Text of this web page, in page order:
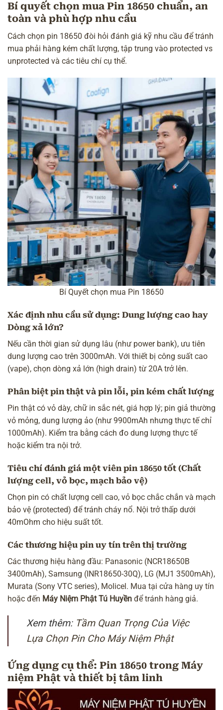
Bí quyết chọn mua Pin 18650 chuẩn, an
toàn và phù hợp nhu cầu
Cách chọn pin 18650 đòi hỏi đánh giá kỹ nhu cầu để tránh
mua phải hàng kém chất lượng, tập trung vào protected vs
unprotected và các tiêu chí cụ thể.
Bí Quyết chọn mua Pin 18650
Xác định nhu cầu sử dụng: Dung lượng cao hay
Dòng xả lớn?
Nếu cần thời gian sử dụng lâu (như power bank), ưu tiên
dung lượng cao trên 3000mAh. Với thiết bị công suất cao
(vape), chọn dòng xả lớn (high drain) từ 20A trở lên.
Phân biệt pin thật và pin lỗi, pin kém chất lượng
Pin thật có vỏ dày, chữ in sắc nét, giá hợp lý; pin giả thường
vỏ mỏng, dung lượng ảo (như 9900mAh nhưng thực tế chỉ
1000mAh). Kiểm tra bằng cách đo dung lượng thực tế
hoặc kiểm tra nội trở.
Tiêu chí đánh giá một viên pin 18650 tốt (Chất
lượng cell, vỏ bọc, mạch bảo vệ)
Chọn pin có chất lượng cell cao, vỏ bọc chắc chắn và mạch
bảo vệ (protected) để tránh cháy nổ. Nội trở thấp dưới
40mOhm cho hiệu suất tốt.
Các thương hiệu pin uy tín trên thị trường
Các thương hiệu hàng đầu: Panasonic (NCR18650B
3400mAh), Samsung (INR18650-30Q), LG (MJ1 3500mAh),
Murata (Sony VTC series), Molicel. Mua tại cửa hàng uy tín
hoặc đến Máy Niệm Phật Tú Huyền để tránh hàng giả.
Xem thêm: Tầm Quan Trọng Của Việc
Lựa Chọn Pin Cho Máy Niệm Phật
Ứng dụng cụ thể: Pin 18650 trong Máy
niệm Phật và thiết bị tâm linh